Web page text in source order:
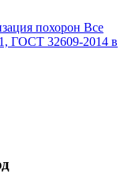
похорон Все
ГОСТ 32609-2014 в